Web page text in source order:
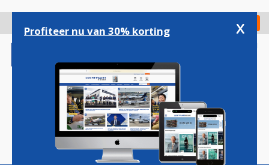
gaan
Check in
Magazine Podcasts Vacatures
Profiteer nu van 30% korting x